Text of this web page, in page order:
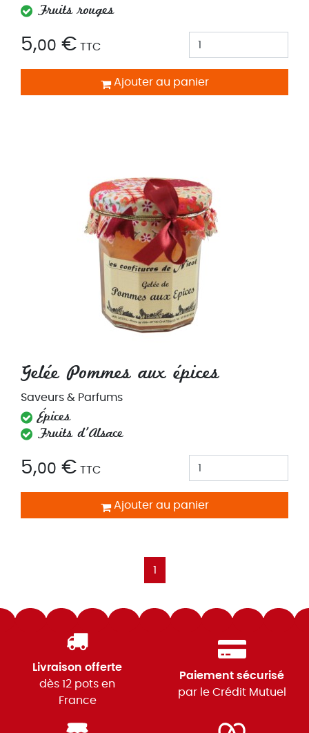
Fruits rouges
5,00 € TTC
Ajouter au panier
Gelée Pommes aux épices
Saveurs & Parfums
Épices
Fruits d'Alsace
5,00 € TTC
Ajouter au panier
1
Livraison offerte
dès 12 pots en
France
Paiement sécurisé
par le Crédit Mutuel